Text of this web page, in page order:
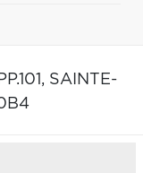
SAINTE-